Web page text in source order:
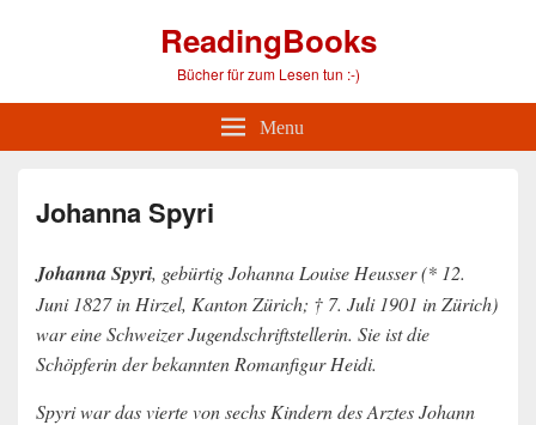
ReadingBooks
Bücher für zum Lesen tun :-)
Menu
Johanna Spyri
Johanna Spyri, gebürtig Johanna Louise Heusser (* 12.
Juni 1827 in Hirzel, Kanton Zürich; † 7. Juli 1901 in Zürich)
war eine Schweizer Jugendschriftstellerin. Sie ist die
Schöpferin der bekannten Romanfigur Heidi.
Spyri war das vierte von sechs Kindern des Arztes Johann